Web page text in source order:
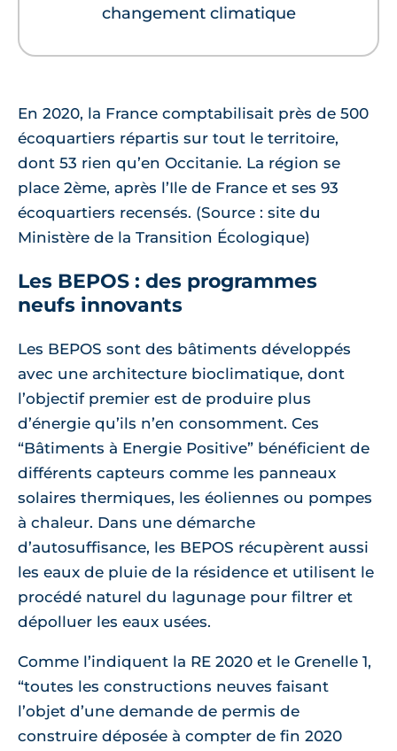
changement climatique
En 2020, la France comptabilisait près de 500
écoquartiers répartis sur tout le territoire,
dont 53 rien qu’en Occitanie. La région se
place 2ème, après l’Ile de France et ses 93
écoquartiers recensés. (Source : site du
Ministère de la Transition Écologique)
Les BEPOS : des programmes
neufs innovants
Les BEPOS sont des bâtiments développés
avec une architecture bioclimatique, dont
l’objectif premier est de produire plus
d’énergie qu’ils n’en consomment. Ces
“Bâtiments à Energie Positive” bénéficient de
différents capteurs comme les panneaux
solaires thermiques, les éoliennes ou pompes
à chaleur. Dans une démarche
d’autosuffisance, les BEPOS récupèrent aussi
les eaux de pluie de la résidence et utilisent le
procédé naturel du lagunage pour filtrer et
dépolluer les eaux usées.
Comme l’indiquent la RE 2020 et le Grenelle 1,
“toutes les constructions neuves faisant
l’objet d’une demande de permis de
construire déposée à compter de fin 2020